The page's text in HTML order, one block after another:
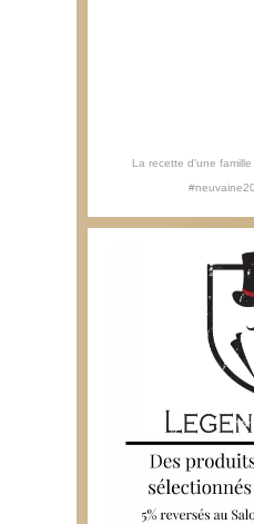
La recette d'une